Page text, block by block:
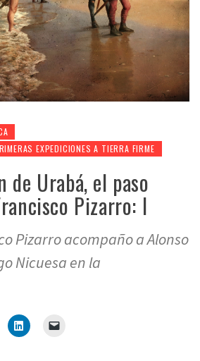
EXPEDICIONES A TIERRA FIRME
de Urabá, el paso
Pizarro: I
Pizarro acompaño a Alonso
Nicuesa en la